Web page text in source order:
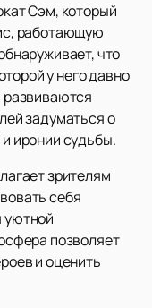
Сэм, который
работающую
что
у него давно
задуматься о
иронии судьбы.
зрителям
себя
уютной
позволяет
и оценить